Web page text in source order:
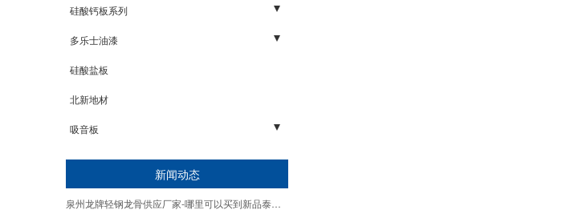
细木工板
石膏板系列
家居配件五金
吊顶系列
幕墙系列
碳化木1
碳化木2
碳化木3
硅酸钙板系列
三明金宫
明源板业
多乐士油漆
地坪系列
外墙系列
内墙系列
硅酸盐板
北新地材
吸音板
玻纤吸音板
声学活动隔断
新闻动态
泉州龙牌轻钢龙骨供应厂家-哪里可以买到新品泰山龙骨